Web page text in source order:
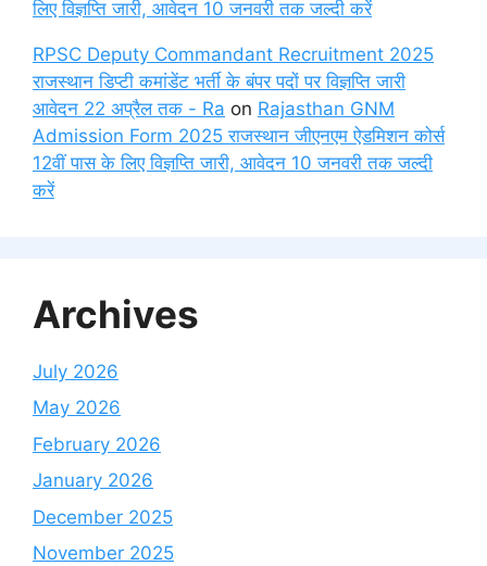
लिए विज्ञप्ति जारी, आवेदन 10 जनवरी तक जल्दी करें
RPSC Deputy Commandant Recruitment 2025
राजस्थान डिप्टी कमांडेंट भर्ती के बंपर पदों पर विज्ञप्ति जारी
आवेदन 22 अप्रैल तक - Ra on Rajasthan GNM
Admission Form 2025 राजस्थान जीएनएम ऐडमिशन कोर्स
12वीं पास के लिए विज्ञप्ति जारी, आवेदन 10 जनवरी तक जल्दी
करें
Archives
July 2026
May 2026
February 2026
January 2026
December 2025
November 2025